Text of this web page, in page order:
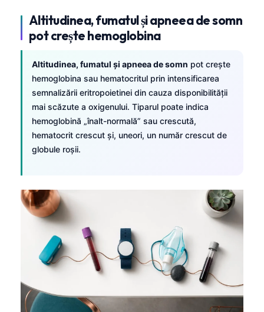
Altitudinea, fumatul și apneea de somn
pot crește hemoglobina
Altitudinea, fumatul și apneea de somn pot crește
hemoglobina sau hematocritul prin intensificarea
semnalizării eritropoietinei din cauza disponibilității
mai scăzute a oxigenului. Tiparul poate indica
hemoglobină „înalt-normală” sau crescută,
hematocrit crescut și, uneori, un număr crescut de
globule roșii.
Dansk
Nederlands
हिन्दी
Bahasa Indonesia
Հայերեն
Íslenska
Svenska
Bosanski
Azərbaycan dili
Eesti
日本語
Čeština
ქართული
Русский